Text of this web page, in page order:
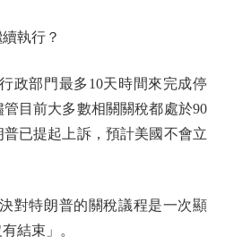
執行？
部門最多10天時間來完成停
目前大多數相關關稅都處於90
已提起上訴，預計美國不會立
特朗普的關稅議程是一次顯
結束」。